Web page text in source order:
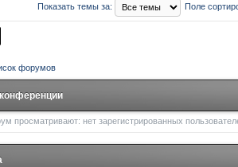
Показать темы за: Поле
форумов
просматривают: нет зарегистрированных